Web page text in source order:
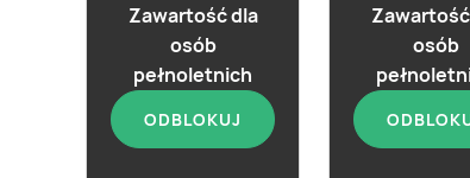
Zawartość dla
osób
pełnoletnich
ODBLOKUJ
aktualna
Salami plastry Bell
osób
Salami Bell